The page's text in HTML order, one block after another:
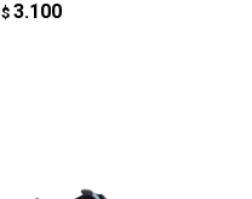
$ 3.100